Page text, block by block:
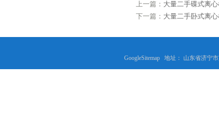
上一篇： 大量二手碟式离
下一篇： 大量二手卧式离
GoogleSitemap 地址： 山东省济宁